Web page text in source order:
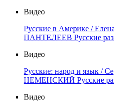
Видео
Русские в Америке /
ПАНТЕЛЕЕВ Русские
Видео
Русские: народ и язык /
НЕМЕНСКИЙ Русские
Видео